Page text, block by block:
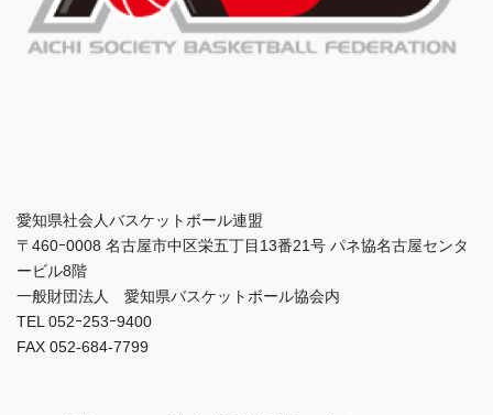
愛知県社会人バスケットボール連盟
〒460ｰ0008 名古屋市中区栄五丁目13番21号 パネ協名古屋センタ
ービル8階
一般財団法人 愛知県バスケットボール協会内
TEL 052ｰ253ｰ9400
FAX 052-684-7799